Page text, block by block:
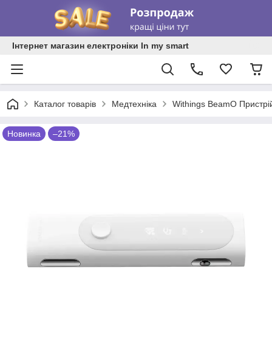
Інтернет магазин електроніки In my smart
Каталог товарів Медтехніка Withings BeamO
Новинка –21%